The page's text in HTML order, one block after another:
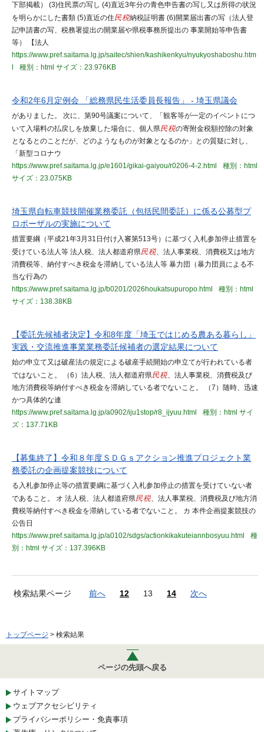
下部掲載） (3)住民票の写し (4)直近3年分の青色申告書の写し又は所得の状況
を明らかにした書類 (5)直近の住民税納税証明書 (6)開業届出書の写（法人登
記申請書の写、税務署提出の開業届や県税事務所提出の 事業開始等申告書
等） 【法人
https://www.pref.saitama.lg.jp/saitec/shien/kashikenkyu/nyukyoshaboshu.htm
種別：html サイズ：23.976KB
令和2年6月定例会 「総務県民生活委員長報告」 - 埼玉県議会
がありました。 次に、第90号議案について、「観客等が一定のイベントにつ
いて入場料の払戻しを放棄した場合に、個人県民税の寄附金税額控除の対象
となるとのことだが、どのようなものが対象となるのか」との質疑に対し、
「新型コロナウ
https://www.pref.saitama.lg.jp/e1601/gikai-gaiyou/r0206-4-2.html
種別：html
サイズ：23.075KB
埼玉県自転車競技開催業務委託（包括民間委託）に係る公募型プ
ロポーザルの実施について
措置要綱（平成21年3月31日付け入審第513号）に基づく入札参加停止措置を
受けている法人等 法人税、法人都道府県民税、法人事業税、消費税又は地方
消費税等、納付すべき税金を滞納している法人等 暴力団（暴力団員による不
当な行為の
https://www.pref.saitama.lg.jp/b0201/2026houkatsupuropo.html
種別：html
サイズ：138.38KB
【委託先候補者決定】令和8年度「埼玉ではじめる農ある暮らし」
実践・交流推進事業業務委託候補者の選定結果について
始の申立て又は破産法の規定による破産手続開始の申立てが行われている者
ではないこと。 （6）法人税、法人都道府県民税、法人事業税、消費税及び
地方消費税等納付すべき税金を滞納している者でないこと。 （7）随時、迅速
かつ具体的な連
https://www.pref.saitama.lg.jp/a0902/iju1stop/r8_ijyuu.html
種別：html サイ
ズ：137.71KB
【募集終了】令和８年度ＳＤＧｓアクション推進プロジェクト業
務委託の企画提案競技について
る入札参加停止等の措置要綱に基づく入札参加停止の措置を受けていない者
であること。 オ 法人税、法人都道府県民税、法人事業税、消費税及び地方消
費税等納付すべき税金を滞納している者でないこと。 カ 本件企画提案競技の
公告日
https://www.pref.saitama.lg.jp/a0102/sdgs/actionkikakuteiannbosyuu.html
種
別：html サイズ：137.396KB
検索結果ページ 前へ 12 13 14 次へ
トップページ > 検索結果
ページの先頭へ戻る
サイトマップ
ウェブアクセシビリティ
プライバシーポリシー・免責事項